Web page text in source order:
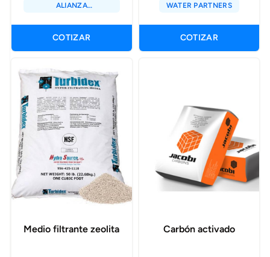
ALIANZA
COTIZAR
WATER PARTNERS
COTIZAR
Medio filtrante zeolita Carbón activado